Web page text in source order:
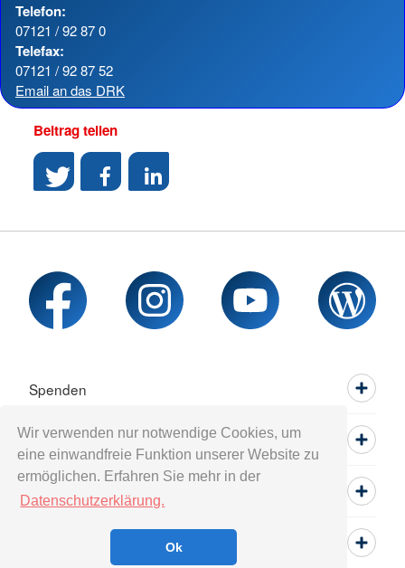
Wir verwenden nur notwendige Cookies, um
eine einwandfreie Funktion unserer Website zu
ermöglichen. Erfahren Sie mehr in der
Datenschutzerklärung.
Ok
Telefon:
07121 / 92 87 0
Telefax:
07121 / 92 87 52
Email an das DRK
Beitrag teilen
Spenden
Mitwirken
Informieren